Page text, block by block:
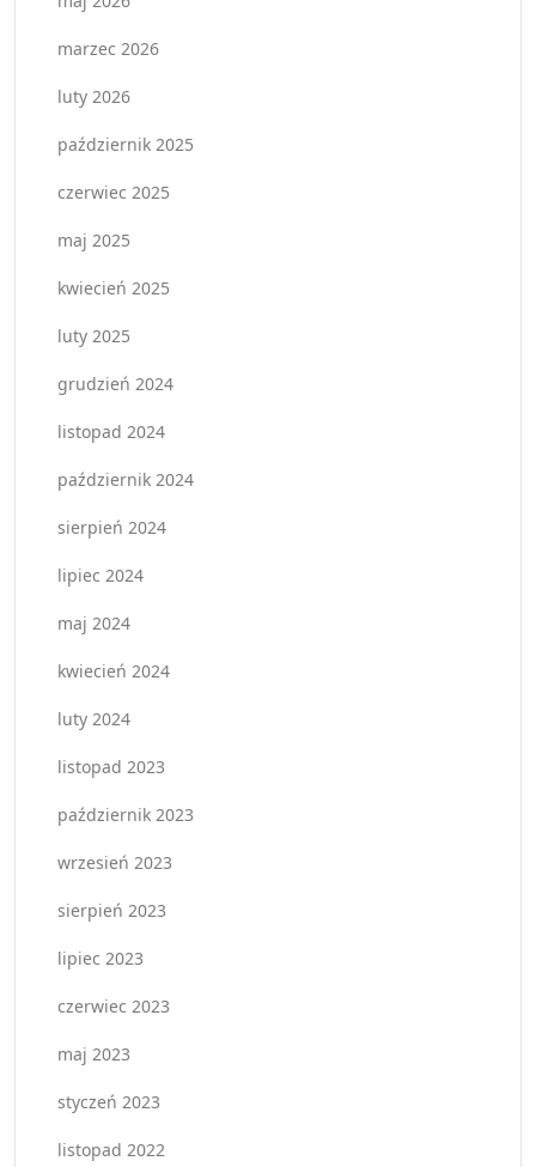
marzec 2026
luty 2026
październik 2025
czerwiec 2025
maj 2025
kwiecień 2025
luty 2025
grudzień 2024
listopad 2024
październik 2024
sierpień 2024
lipiec 2024
maj 2024
kwiecień 2024
luty 2024
listopad 2023
październik 2023
wrzesień 2023
sierpień 2023
lipiec 2023
czerwiec 2023
maj 2023
styczeń 2023
listopad 2022